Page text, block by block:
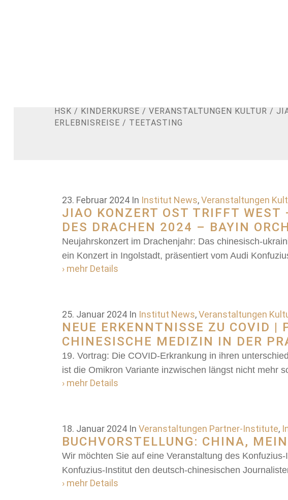
HSK / KINDERKURSE / VERANSTALTUNGEN KULTUR /
ERLEBNISREISE / TEETASTING
23. Februar 2024 In Institut News,Veranstaltungen
JIAO KONZERT OST TRIFFT
DES DRACHEN 2024 – BAYIN
Neujahrskonzert im Drachenjahr: Das chinesisch-
ein Konzert in Ingolstadt, präsentiert vom Audi
› mehr Details
25. Januar 2024 In Institut News,Veranstaltungen
NEUE ERKENNTNISSE ZU COVID |
CHINESISCHE MEDIZIN IN DER
19. Vortrag: Die COVID-Erkrankung in ihren
ist die Omikron Variante inzwischen längst nicht mehr
› mehr Details
18. Januar 2024 In Veranstaltungen Partner-Institute,
BUCHVORSTELLUNG: CHINA,
Wir möchten Sie auf eine Veranstaltung des
Konfuzius-Institut den deutsch-chinesischen
› mehr Details